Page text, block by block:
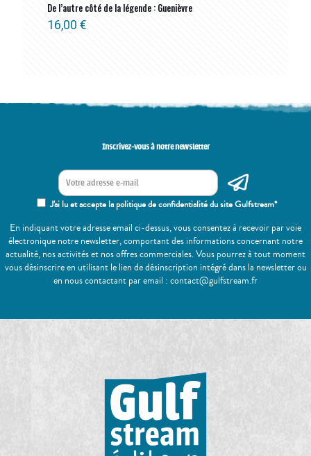
De l’autre côté de la légende : Guenièvre
16,00 €
Inscrivez-vous à notre newsletter
J'ai lu et accepte la politique de confidentialité du site Gulfstream*
En indiquant votre adresse email ci-dessus, vous consentez à recevoir par voie
électronique notre newsletter, comportant des informations concernant notre
actualité, nos activités et nos offres commerciales. Vous pourrez à tout moment
vous désinscrire en utilisant le lien de désinscription intégré dans la newsletter ou
en nous contactant par email : contact@gulfstream.fr